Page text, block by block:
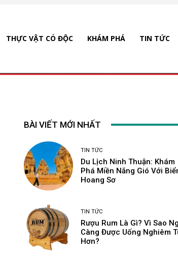
THỰC VẬT CÓ ĐỘC KHÁM PHÁ TIN TỨC
BÀI VIẾT MỚI NHẤT
TIN TỨC
Du Lịch Ninh Thuận: Khám
Phá Miền Nắng Gió Với
Hoang Sơ
TIN TỨC
Rượu Rum Là Gì? Vì Sao
Càng Được Uống Nghiêm
Hơn?